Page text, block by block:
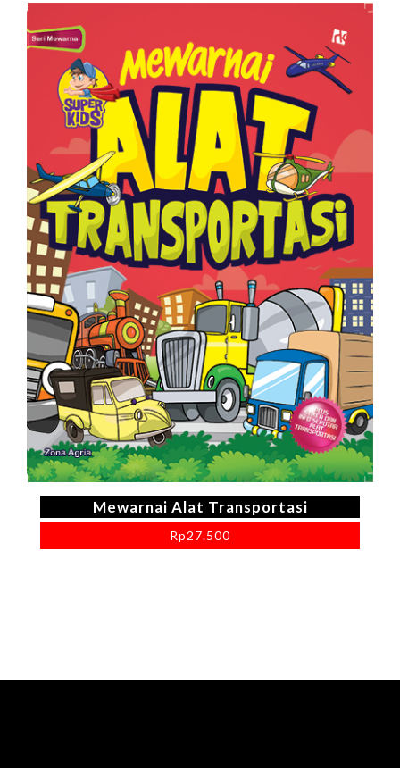
Mewarnai Alat Transportasi
Rp27.500